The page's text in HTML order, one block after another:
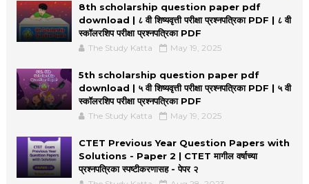
8th scholarship question paper pdf
download | ८ वी शिष्यवृत्ती परीक्षा प्रश्नपत्रिका PDF | ८ वी
स्कॉलरशिप परीक्षा प्रश्नपत्रिका PDF
The Study Katta May 19, 2025
5th scholarship question paper pdf
download | ५ वी शिष्यवृत्ती परीक्षा प्रश्नपत्रिका PDF | ५ वी
स्कॉलरशिप परीक्षा प्रश्नपत्रिका PDF
The Study Katta May 19, 2025
CTET Previous Year Question Papers with
Solutions - Paper 2 | CTET मागील वर्षाच्या
प्रश्नपत्रिका स्पष्टीकरणासह - पेपर २